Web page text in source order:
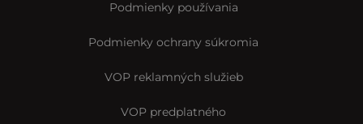
Podmienky používania
Podmienky ochrany súkromia
VOP reklamných služieb
VOP predplatného